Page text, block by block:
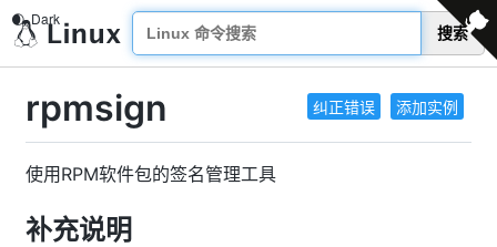
搜索
纠正错误 添加实例
rpmsign
使用RPM软件包的签名管理工具
补充说明